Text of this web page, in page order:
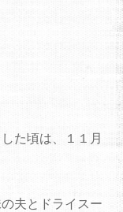
た頃は、１１月
夫とドライスー